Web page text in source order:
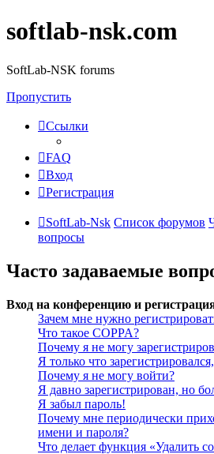
softlab-nsk.com
SoftLab-NSK forums
Пропустить
Ссылки
FAQ
Вход
Регистрация
SoftLab-Nsk Список форумов
вопросы
Часто задаваемые
Вход на конференцию и
Зачем мне нужно
Что такое COPPA?
Почему я не могу
Я только что
Почему я не могу войти?
Я давно зарегистрирован, но
Я забыл пароль!
Почему мне периодически
имени и пароля?
Что делает функция «Удалить